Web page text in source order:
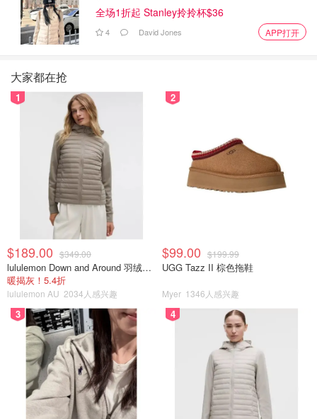
全场1折起 Stanley拎拎杯$36
4 David Jones APP打开
大家都在抢
1
$189.00 $349.00
lululemon Down and Around 羽绒夹克
暖揭灰！5.4折
lululemon AU 2034人感兴趣
2
$99.00 $199.99
UGG Tazz II 棕色拖鞋
Myer 1346人感兴趣
3 4